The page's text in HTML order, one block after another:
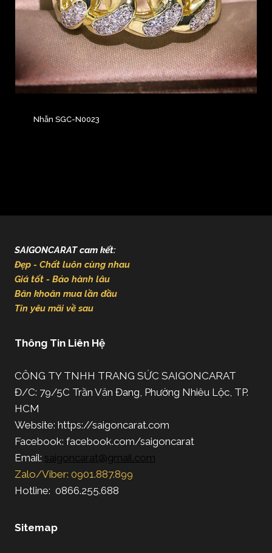
Nhẫn SGC-N0023
SAIGONCARAT cam kết:
Đẹp - Chất luôn cùng nhau
Giá tốt - Bảo hành lâu
Băn khoăn mua lần đầu
Tin yêu mãi về sau
Thông Tin Liên Hệ
CÔNG TY TNHH TRANG SỨC SAIGONCARAT
Đ/C: 79/5C Trần Văn Đang, Phường Nhiêu Lộc, TP.
HCM
Website: https://saigoncarat.com
Facebook: facebook.com/saigoncarat
Email: saigoncarat@gmail.com
Zalo/Viber: 0901.887.899
Hotline: 0866.255.688
Sitemap